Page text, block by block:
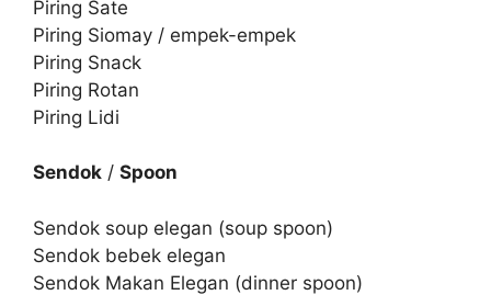
Piring Sate
Piring Siomay / empek-empek
Piring Snack
Piring Rotan
Piring Lidi
Sendok / Spoon
Sendok soup elegan (soup spoon)
Sendok bebek elegan
Sendok Makan Elegan (dinner spoon)